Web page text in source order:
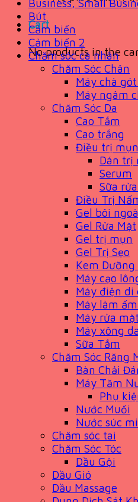
Cart
No products in the
Business, Small
Bút
Cảm biến
Cảm biến 2
Chăm sóc cá nhân
Chăm Sóc Chân
Máy chà
Máy ngâm
Chăm Sóc Da
Cao Tắm
Cao trắng
Điều trị mụn
Dán trị
Serum
Sữa
Điều Trị
Gel bôi
Gel Rửa Mặt
Gel trị mụn
Gel Trị Sẹo
Kem Dưỡng
Máy cạo
Máy điện di
Máy làm
Máy rửa mặt
Máy xông
Sữa Tắm
Chăm Sóc Răng
Bàn Chải
Máy Tăm
Phụ
Nước Muối
Nước súc
Chăm sóc tai
Chăm Sóc Tóc
Dầu Gội
Dầu Gió
Dầu Massage